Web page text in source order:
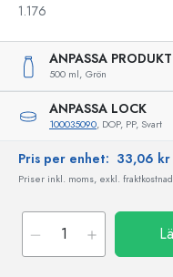
1.176
ANPASSA
500 ml, Grön
ANPASSA LOCK
100035090, DOP, PP, Svart
Pris per enhet: 33,06 kr
Priser inkl. moms, exkl.